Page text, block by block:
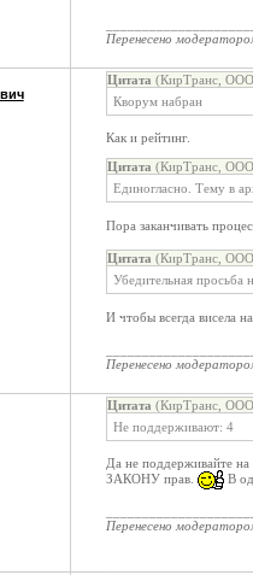
Перенесено
Цитата (КирТранс,
Кворум набран
Как и рейтинг.
Цитата (КирТранс,
Единогласно. Тему в
Пора заканчивать
Цитата (КирТранс,
Убедительная просьба
И чтобы всегда висела
Перенесено
Цитата (КирТранс,
Не поддерживают: 4
Да не поддерживайте
ЗАКОНУ прав.
В
Перенесено